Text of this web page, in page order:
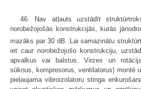
46. Nav atļauts uzstādīt
norobežojošās konstrukcijās, kurās
mazāks par 30 dB. Lai samazinātu
iet caur norobežojošo konstrukciju,
apvalkus vai balstus. Virzes un
sūkņus, kompresorus, ventilatorus) montē
pieļaujama vibroizolatoru stinga